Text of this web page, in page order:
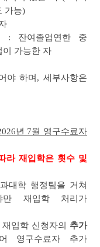
가능)
여졸업연한 중
이 가능한 자
하며, 세부사항은
년 7월 영구수료자
라 재입학은 횟수 및
학 행정팀을 거쳐
만 재입학 처리가
입학 신청자의 추가
영구수료자 추가